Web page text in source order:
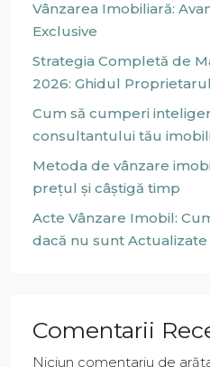
Vânzarea Imobiliară:
Exclusive
Strategia Completă de
2026: Ghidul
Cum să cumperi
consultantului tău
Metoda de vânzare
prețul și câștigă timp
Acte Vânzare Imobil:
dacă nu sunt Actualizate
Comentarii
Niciun comentariu de